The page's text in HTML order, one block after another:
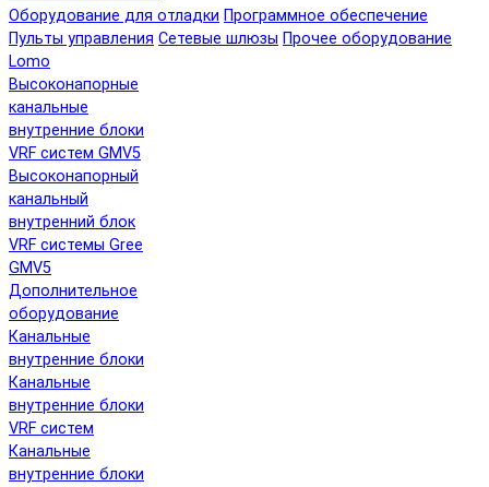
Оборудование для отладки Программное обеспечение
Пульты управления Сетевые шлюзы Прочее оборудование
Lomo
Высоконапорные
канальные
внутренние блоки
VRF систем GMV5
Высоконапорный
канальный
внутренний блок
VRF системы Gree
GMV5
Дополнительное
оборудование
Канальные
внутренние блоки
Канальные
внутренние блоки
VRF систем
Канальные
внутренние блоки